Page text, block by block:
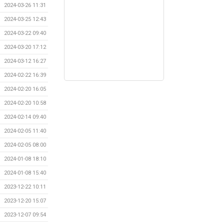
2024-03-26 11:31
2024-03-25 12:43
2024-03-22 09:40
2024-03-20 17:12
2024-03-12 16:27
2024-02-22 16:39
2024-02-20 16:05
2024-02-20 10:58
2024-02-14 09:40
2024-02-05 11:40
2024-02-05 08:00
2024-01-08 18:10
2024-01-08 15:40
2023-12-22 10:11
2023-12-20 15:07
2023-12-07 09:54